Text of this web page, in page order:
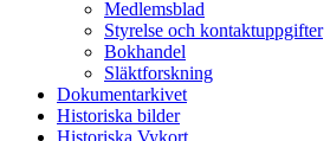
Medlemsblad
Styrelse och kontaktuppgifter
Bokhandel
Släktforskning
Dokumentarkivet
Historiska bilder
Historiska Vykort